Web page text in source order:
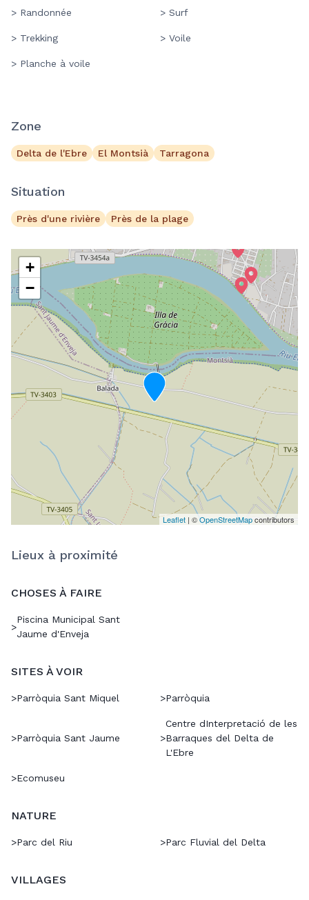
> Randonnée > Surf
> Trekking > Voile
> Planche à voile
Zone
Delta de l'Ebre El Montsià Tarragona
Situation
Près d'une rivière Près de la plage
+
−
Leaflet | ©OpenStreetMapcontributors
Lieux à proximité
CHOSES À FAIRE
>
Piscina Municipal Sant
Jaume d'Enveja
SITES À VOIR
>Parròquia Sant Miquel >Parròquia
>Parròquia Sant Jaume >
Centre dInterpretació de les
Barraques del Delta de
L'Ebre
>Ecomuseu
NATURE
>Parc del Riu >Parc Fluvial del Delta
VILLAGES